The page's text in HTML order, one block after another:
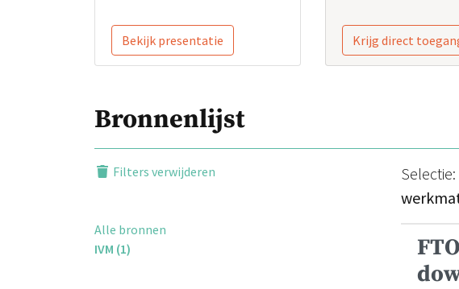
Bekijk presentatie Krijg direct
Bronnenlijst
Filters verwijderen
Alle bronnen
IVM (1)
Selectie: